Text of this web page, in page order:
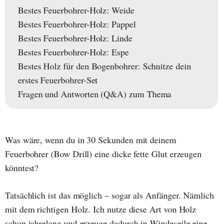
Bestes Feuerbohrer-Holz: Weide
Bestes Feuerbohrer-Holz: Pappel
Bestes Feuerbohrer-Holz: Linde
Bestes Feuerbohrer-Holz: Espe
Bestes Holz für den Bogenbohrer: Schnitze dein
erstes Feuerbohrer-Set
Fragen und Antworten (Q&A) zum Thema
Was wäre, wenn du in 30 Sekunden mit deinem
Feuerbohrer (Bow Drill) eine dicke fette Glut erzeugen
könntest?
Tatsächlich ist das möglich – sogar als Anfänger. Nämlich
mit dem richtigen Holz. Ich nutze diese Art von Holz